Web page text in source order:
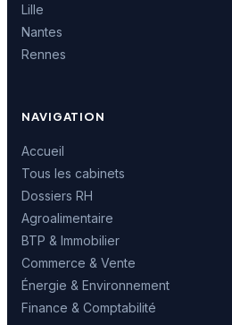
Lille
Nantes
Rennes
NAVIGATION
Accueil
Tous les cabinets
Dossiers RH
Agroalimentaire
BTP & Immobilier
Commerce & Vente
Énergie & Environnement
Finance & Comptabilité